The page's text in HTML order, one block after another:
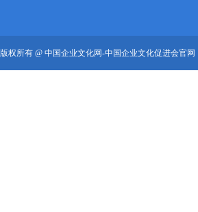
版权所有 @ 中国企业文化网-中国企业文化促进会官